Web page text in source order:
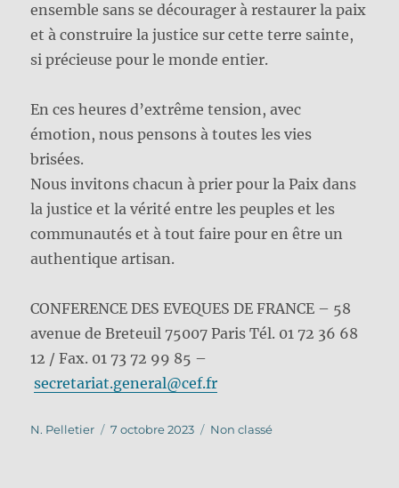
ensemble sans se décourager à restaurer la paix
et à construire la justice sur cette terre sainte,
si précieuse pour le monde entier.
En ces heures d’extrême tension, avec
émotion, nous pensons à toutes les vies
brisées.
Nous invitons chacun à prier pour la Paix dans
la justice et la vérité entre les peuples et les
communautés et à tout faire pour en être un
authentique artisan.
CONFERENCE DES EVEQUES DE FRANCE – 58
avenue de Breteuil 75007 Paris Tél. 01 72 36 68
12 / Fax. 01 73 72 99 85 –
secretariat.general@cef.fr
Auteur
N. Pelletier
Publié
7 octobre 2023 Catégories
Non classé